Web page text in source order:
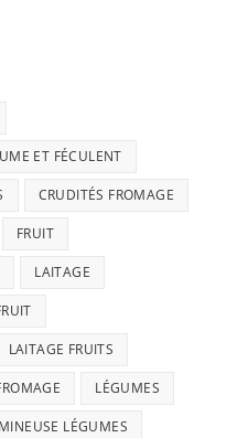
ET FÉCULENT
CRUDITÉS FROMAGE
FRUIT
LAITAGE
LAITAGE FRUITS
LÉGUMES
LÉGUMES